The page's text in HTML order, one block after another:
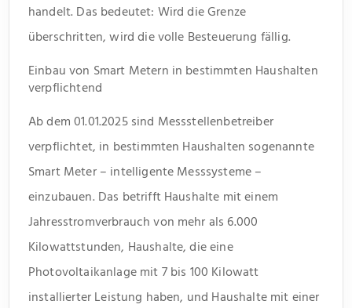
handelt. Das bedeutet: Wird die Grenze
überschritten, wird die volle Besteuerung fällig.
Einbau von Smart Metern in bestimmten Haushalten
verpflichtend
Ab dem 01.01.2025 sind Messstellenbetreiber
verpflichtet, in bestimmten Haushalten sogenannte
Smart Meter – intelligente Messsysteme –
einzubauen. Das betrifft Haushalte mit einem
Jahresstromverbrauch von mehr als 6.000
Kilowattstunden, Haushalte, die eine
Photovoltaikanlage mit 7 bis 100 Kilowatt
installierter Leistung haben, und Haushalte mit einer